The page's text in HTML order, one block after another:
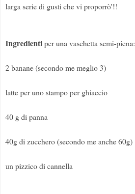
larga serie di gusti che vi proporrò'!!
Ingredientiper una vaschetta semi-piena:
2 banane (secondo me meglio 3)
latte per uno stampo per ghiaccio
40 g di panna
40g di zucchero (secondo me anche 60g)
un pizzico di cannella